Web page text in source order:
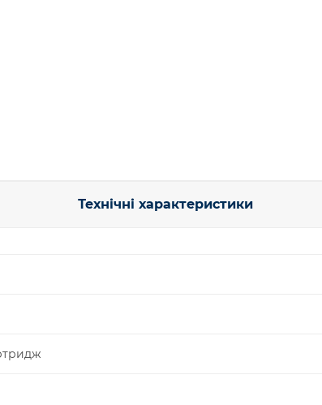
Технічні характеристики